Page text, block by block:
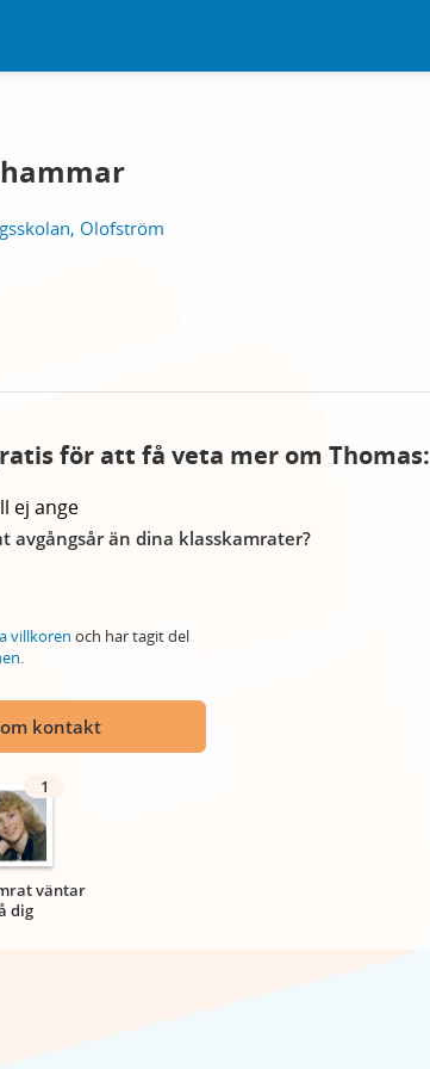
Olofström
för att få veta mer om Thomas:
ej ange
avgångsår än dina klasskamrater?
villkoren och har tagit del
.
kontakt
1
väntar
dig